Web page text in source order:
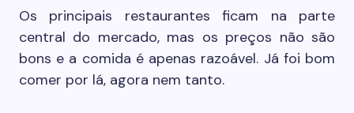
Os principais restaurantes ficam na parte
central do mercado, mas os preços não são
bons e a comida é apenas razoável. Já foi bom
comer por lá, agora nem tanto.